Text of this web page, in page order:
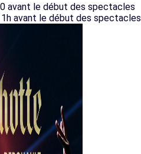
avant le début des spectacles
avant le début des spectacles